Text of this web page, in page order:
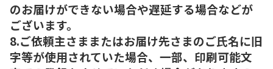
のお届けができない場合や遅延する場合などが
ございます。
8.ご依頼主さままたはお届け先さまのご氏名に旧
字等が使用されていた場合、一部、印刷可能文